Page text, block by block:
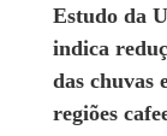
Estudo da
indica
das chuvas
regiões